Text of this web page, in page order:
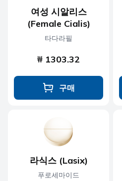
여성 시알리스
(Female Cialis)
타다라필
₩ 1303.32
구매
라식스 (Lasix)
푸로세마이드